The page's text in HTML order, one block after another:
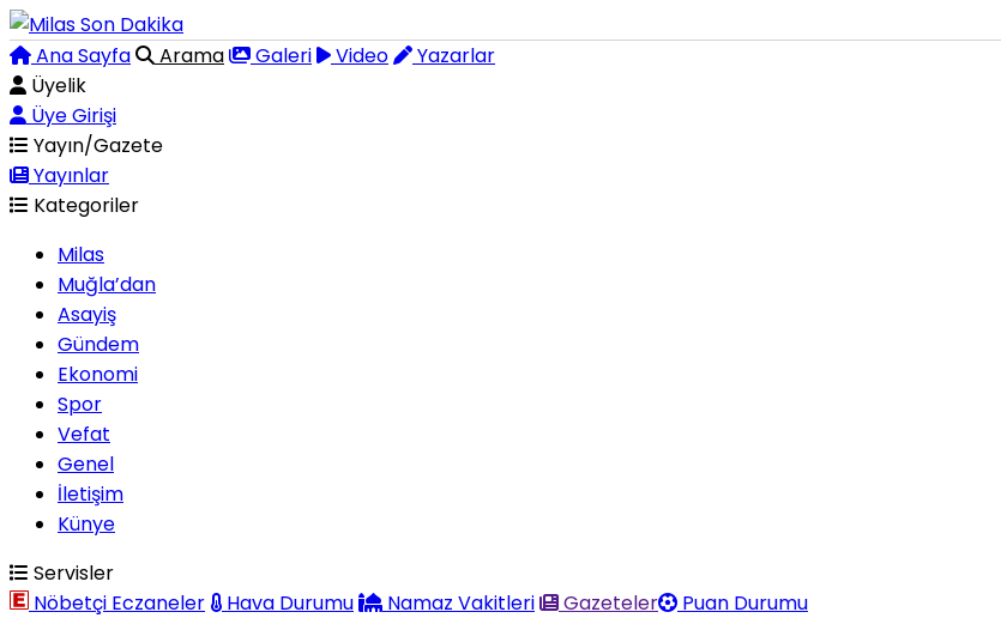
Ana Sayfa Arama Galeri Video
Yazarlar
Üyelik
Üye Girişi
Yayın/Gazete
Yayınlar
Kategoriler
Milas
Muğla’dan
Asayiş
Gündem
Ekonomi
Spor
Vefat
Genel
İletişim
Künye
Servisler
Nöbetçi Eczaneler
Hava Durumu Namaz Vakitleri Gazeteler
Puan Durumu